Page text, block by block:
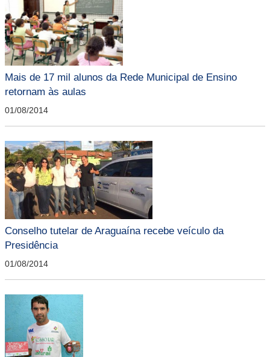
Mais de 17 mil alunos da Rede Municipal de Ensino
retornam às aulas
01/08/2014
Conselho tutelar de Araguaína recebe veículo da
Presidência
01/08/2014